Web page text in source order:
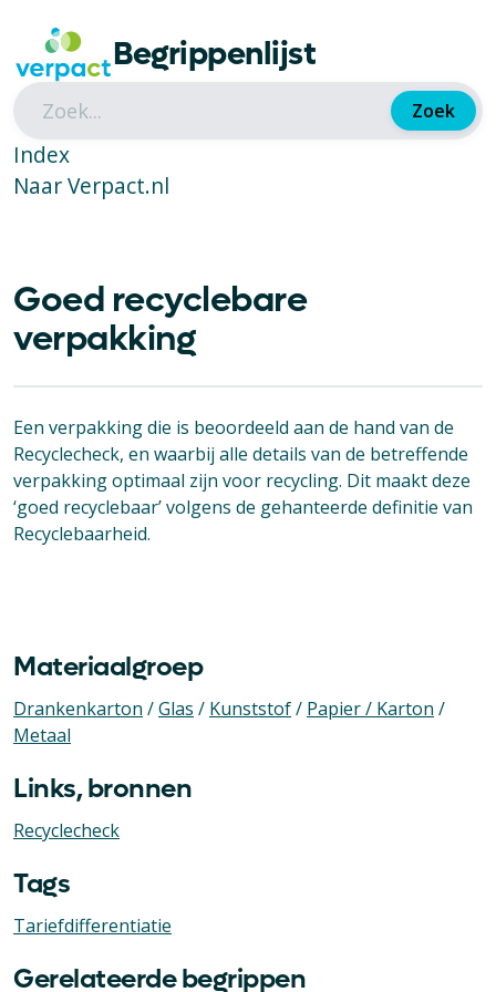
Begrippenlijst
Zoek
Index
Naar Verpact.nl
Goed recyclebare
verpakking
Een verpakking die is beoordeeld aan de hand van de
Recyclecheck, en waarbij alle details van de betreffende
verpakking optimaal zijn voor recycling. Dit maakt deze
‘goed recyclebaar’ volgens de gehanteerde definitie van
Recyclebaarheid.
Materiaalgroep
Drankenkarton /Glas / Kunststof/ Papier / Karton /
Metaal
Links, bronnen
Recyclecheck
Tags
Tariefdifferentiatie
Gerelateerde begrippen